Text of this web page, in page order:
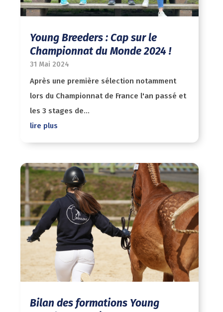
Young Breeders : Cap sur le
Championnat du Monde 2024 !
31 Mai 2024
Après une première sélection notamment
lors du Championnat de France l'an passé et
les 3 stages de...
lire plus
Bilan des formations Young